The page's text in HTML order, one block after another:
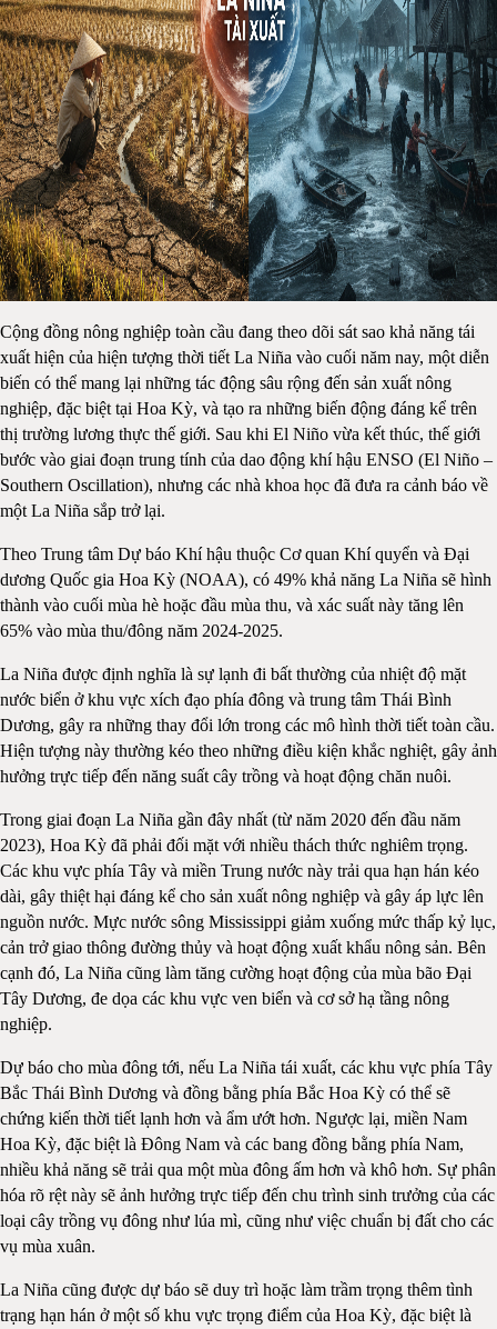
Cộng đồng nông nghiệp toàn cầu đang theo dõi sát sao khả năng tái
xuất hiện của hiện tượng thời tiết La Niña vào cuối năm nay, một diễn
biến có thể mang lại những tác động sâu rộng đến sản xuất nông
nghiệp, đặc biệt tại Hoa Kỳ, và tạo ra những biến động đáng kể trên
thị trường lương thực thế giới. Sau khi El Niño vừa kết thúc, thế giới
bước vào giai đoạn trung tính của dao động khí hậu ENSO (El Niño –
Southern Oscillation), nhưng các nhà khoa học đã đưa ra cảnh báo về
một La Niña sắp trở lại.
Theo Trung tâm Dự báo Khí hậu thuộc Cơ quan Khí quyển và Đại
dương Quốc gia Hoa Kỳ (NOAA), có 49% khả năng La Niña sẽ hình
thành vào cuối mùa hè hoặc đầu mùa thu, và xác suất này tăng lên
65% vào mùa thu/đông năm 2024-2025.
La Niña được định nghĩa là sự lạnh đi bất thường của nhiệt độ mặt
nước biển ở khu vực xích đạo phía đông và trung tâm Thái Bình
Dương, gây ra những thay đổi lớn trong các mô hình thời tiết toàn cầu.
Hiện tượng này thường kéo theo những điều kiện khắc nghiệt, gây ảnh
hưởng trực tiếp đến năng suất cây trồng và hoạt động chăn nuôi.
Trong giai đoạn La Niña gần đây nhất (từ năm 2020 đến đầu năm
2023), Hoa Kỳ đã phải đối mặt với nhiều thách thức nghiêm trọng.
Các khu vực phía Tây và miền Trung nước này trải qua hạn hán kéo
dài, gây thiệt hại đáng kể cho sản xuất nông nghiệp và gây áp lực lên
nguồn nước. Mực nước sông Mississippi giảm xuống mức thấp kỷ lục,
cản trở giao thông đường thủy và hoạt động xuất khẩu nông sản. Bên
cạnh đó, La Niña cũng làm tăng cường hoạt động của mùa bão Đại
Tây Dương, đe dọa các khu vực ven biển và cơ sở hạ tầng nông
nghiệp.
Dự báo cho mùa đông tới, nếu La Niña tái xuất, các khu vực phía Tây
Bắc Thái Bình Dương và đồng bằng phía Bắc Hoa Kỳ có thể sẽ
chứng kiến thời tiết lạnh hơn và ẩm ướt hơn. Ngược lại, miền Nam
Hoa Kỳ, đặc biệt là Đông Nam và các bang đồng bằng phía Nam,
nhiều khả năng sẽ trải qua một mùa đông ấm hơn và khô hơn. Sự phân
hóa rõ rệt này sẽ ảnh hưởng trực tiếp đến chu trình sinh trưởng của các
loại cây trồng vụ đông như lúa mì, cũng như việc chuẩn bị đất cho các
vụ mùa xuân.
La Niña cũng được dự báo sẽ duy trì hoặc làm trầm trọng thêm tình
trạng hạn hán ở một số khu vực trọng điểm của Hoa Kỳ, đặc biệt là